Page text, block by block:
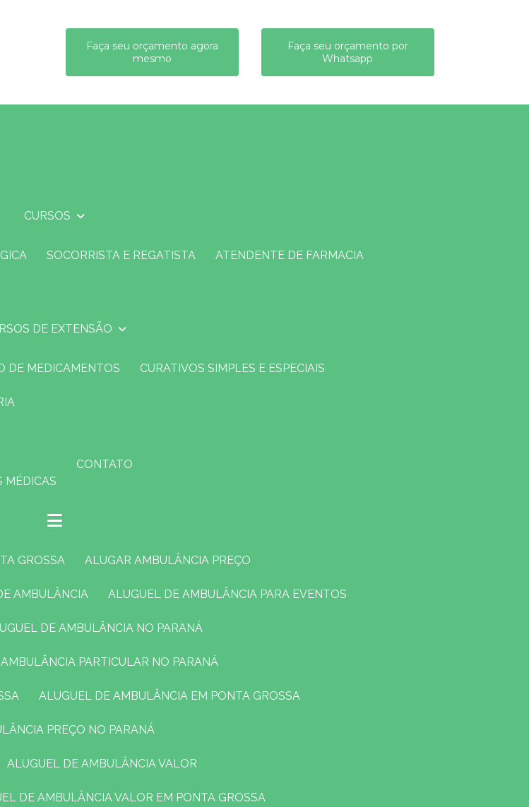
Faça seu orçamento agora
mesmo
Faça seu orçamento por
Whatsapp
CURSOS
SOCORRISTA E REGATISTA ATENDENTE DE FARMACIA
DE EXTENSÃO
DE MEDICAMENTOS CURATIVOS SIMPLES E ESPECIAIS
MÉDICAS
CONTATO
GROSSA ALUGAR AMBULÂNCIA PREÇO
AMBULÂNCIA ALUGUEL DE AMBULÂNCIA PARA EVENTOS
DE AMBULÂNCIA NO PARANÁ
AMBULÂNCIA PARTICULAR NO PARANÁ
ALUGUEL DE AMBULÂNCIA EM PONTA GROSSA
PREÇO NO PARANÁ
ALUGUEL DE AMBULÂNCIA VALOR
DE AMBULÂNCIA VALOR EM PONTA GROSSA